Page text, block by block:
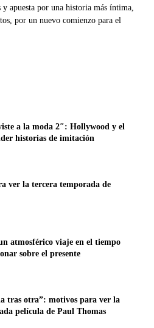
apuesta por una historia más íntima,
por un nuevo comienzo para el
a la moda 2″: Hollywood y el
historias de imitación
ver la tercera temporada de
atmosférico viaje en el tiempo
sobre el presente
tras otra”: motivos para ver la
película de Paul Thomas